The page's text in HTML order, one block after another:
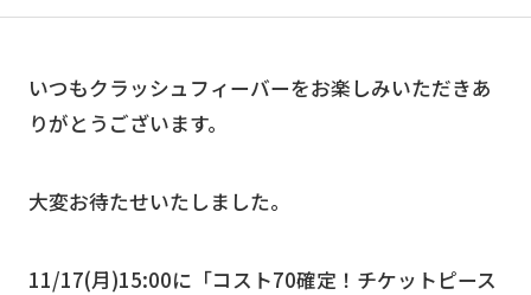
いつもクラッシュフィーバーをお楽しみいただきあ
りがとうございます。
大変お待たせいたしました。
11/17(月)15:00に「コスト70確定！チケットピース